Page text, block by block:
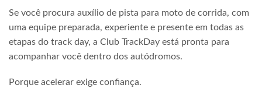
Se você procura auxílio de pista para moto de corrida, com
uma equipe preparada, experiente e presente em todas as
etapas do track day, a Club TrackDay está pronta para
acompanhar você dentro dos autódromos.
Porque acelerar exige confiança.